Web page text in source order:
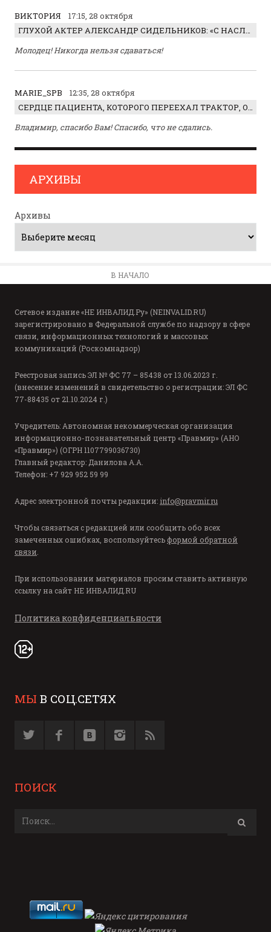
ВИКТОРИЯ
17:15, 28 октября
ГЛУХОЙ АКТЕР АЛЕКСАНДР СИДЕЛЬНИКОВ: «С НАСЛАЖДЕНИЕМ ИГРАЛ ОТРИЦАТЕЛЬНОГО ГЕРОЯ!»
Молодец! Никогда нельзя сдаваться!
MARIE_SPB
12:35, 28 октября
СЕРДЦЕ ПАЦИЕНТА, КОТОРОГО ПЕРЕЕХАЛ ТРАКТОР, ОБНАРУЖИЛИ… В ЖИВОТЕ
Владимир, спасибо Вам! Спасибо, что не сдались.
АРХИВЫ
Архивы
В НАЧАЛО
Сетевое издание «НЕ ИНВАЛИД.Ру» (NEINVALID.RU)
зарегистрировано в Федеральной службе по надзору в сфере
связи, информационных технологий и массовых
коммуникаций (Роскомнадзор)
Реестровая запись ЭЛ № ФС 77 – 85438 от 13.06.2023 г.
(внесение изменений в свидетельство о регистрации: ЭЛ ФС
77-88435 от 21.10.2024 г.)
Учредитель: Автономная некоммерческая организация
информационно-познавательный центр «Правмир» (АНО
«Правмир») (ОГРН 1107799036730)
Главный редактор: Данилова А.А.
Телефон: +7 929 952 59 99
Адрес электронной почты редакции: info@pravmir.ru
Чтобы связаться с редакцией или сообщить обо всех
замеченных ошибках, воспользуйтесь формой обратной
связи
При использовании материалов просим ставить активную
ссылку на сайт НЕ ИНВАЛИД.RU
Политика конфиденциальности
МЫ В СОЦ.СЕТЯХ
ПОИСК